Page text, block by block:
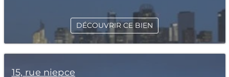
DÉCOUVRIR CE BIEN
15, rue niepce